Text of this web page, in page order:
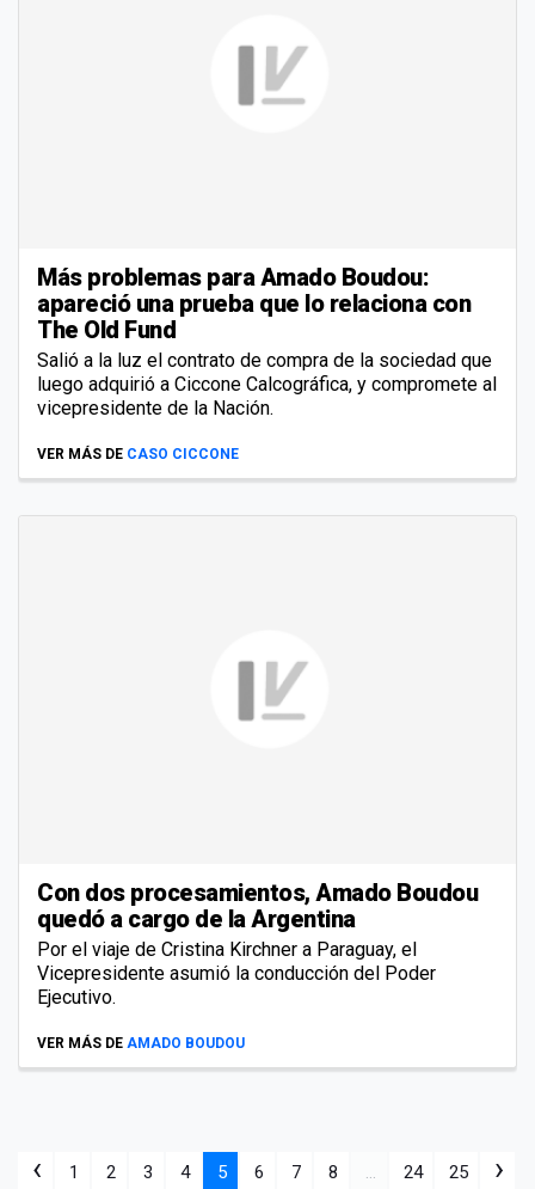
Más problemas para Amado Boudou:
apareció una prueba que lo relaciona con
The Old Fund
Salió a la luz el contrato de compra de la sociedad que
luego adquirió a Ciccone Calcográfica, y compromete al
vicepresidente de la Nación.
VER MÁS DE CASO CICCONE
Con dos procesamientos, Amado Boudou
quedó a cargo de la Argentina
Por el viaje de Cristina Kirchner a Paraguay, el
Vicepresidente asumió la conducción del Poder
Ejecutivo.
VER MÁS DE AMADO BOUDOU
‹ 1 2 3 4 5 6 7 8 ... 24 25 ›